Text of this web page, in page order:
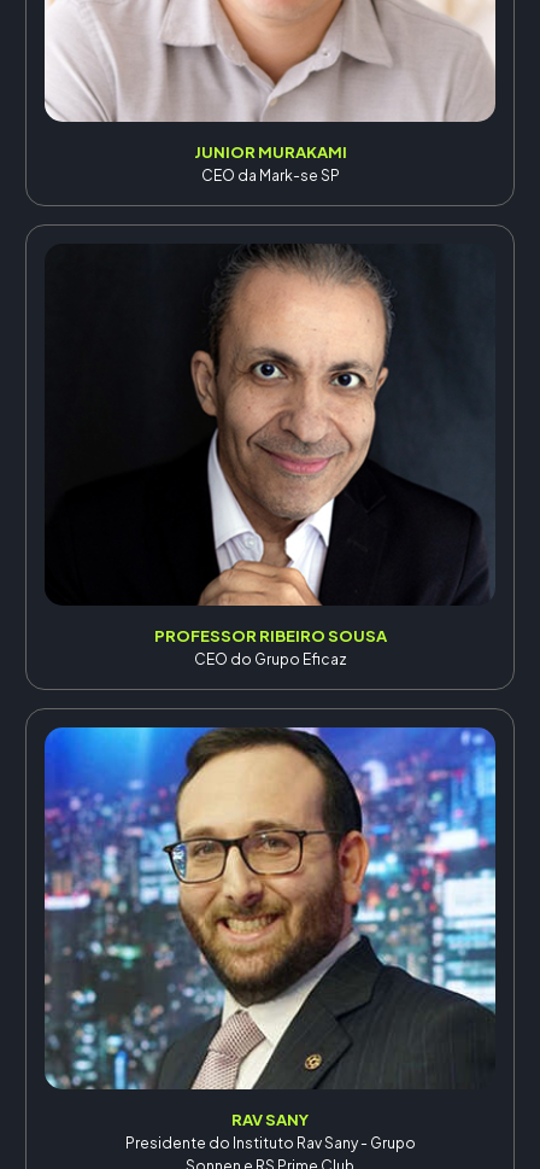
JUNIOR MURAKAMI
CEO da Mark-se SP
PROFESSOR RIBEIRO SOUSA
CEO do Grupo Eficaz
RAV SANY
Presidente do Instituto Rav Sany - Grupo
Sonnen e RS Prime Club